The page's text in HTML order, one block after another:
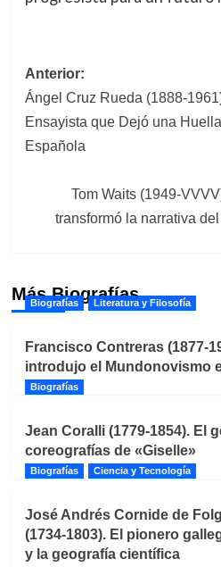
Navegación
de
entradas
Anterior:
Ángel Cruz Rueda (1888-
Ensayista que Dejó una
Española
Tom Waits (1949-
transformó la narrativa
Más Biografías
Biografías Literatura y Filosofía
Francisco Contreras (1877-
introdujo el Mundonovismo
Biografías
Jean Coralli (1779-1854). El
coreografías de «Giselle»
Biografías Ciencia y Tecnología
José Andrés Cornide de
(1734-1803). El pionero
y la geografía científica